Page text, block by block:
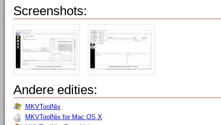
Screenshots:
Andere edities:
MKVToolNix
MKVToolNix for Mac OS X